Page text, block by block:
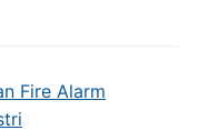
Fire Alarm